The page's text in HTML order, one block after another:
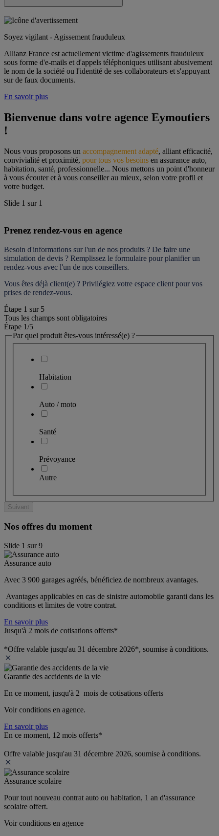
Soyez vigilant - Agissement frauduleux
Allianz France est actuellement victime d'agissements frauduleux
sous forme d'e-mails et d'appels téléphoniques utilisant abusivement
le nom de la société ou l'identité de ses collaborateurs et s'appuyant
sur de faux documents.
En savoir plus
Bienvenue dans votre agence Eymoutiers
!
Nous vous proposons un accompagnement adapté, alliant efficacité,
convivialité et proximité, pour tous vos besoins en assurance auto,
habitation, santé, professionnelle... Nous mettons un point d'honneur
à vous écouter et à vous conseiller au mieux, selon votre profil et
votre budget.
Slide 1 sur 1
Prenez rendez-vous en agence
Besoin d'informations sur l'un de nos produits ? De faire une
simulation de devis ? Remplissez le formulaire pour planifier un
rendez-vous avec l'un de nos conseillers.
Vous êtes déjà client(e) ? Privilégiez votre espace client pour vos
prises de rendez-vous.
Étape 1 sur 5
Tous les champs sont obligatoires
Étape 1/5
Par quel produit êtes-vous intéressé(e) ?
Habitation
Auto / moto
Santé
Prévoyance
Autre
Suivant
Nos offres du moment
Slide 1 sur9
Assurance auto
Avec 3 900 garages agréés, bénéficiez de nombreux avantages.
Avantages applicables en cas de sinistre automobile garanti dans les
conditions et limites de votre contrat.
En savoir plus
Jusqu'à 2 mois de cotisations offerts*
*Offre valable jusqu'au 31 décembre 2026*, soumise à conditions.
Garantie des accidents de la vie
En ce moment, jusqu'à 2  mois de cotisations offerts
Voir conditions en agence.
En savoir plus
En ce moment, 12 mois offerts*
Offre valable jusqu'au 31 décembre 2026, soumise à conditions.
Assurance scolaire
Pour tout nouveau contrat auto ou habitation, 1 an d'assurance
scolaire offert.
Voir conditions en agence